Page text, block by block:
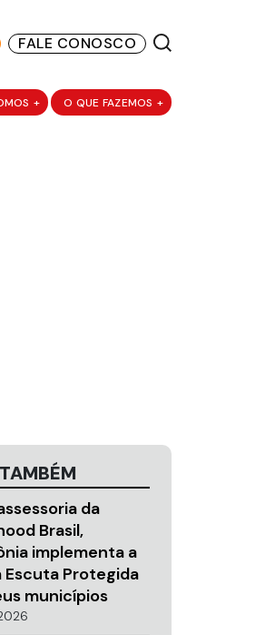
FALE CONOSCO
+ O QUE FAZEMOS +
da
Brasil,
implementa a
Escuta Protegida
municípios